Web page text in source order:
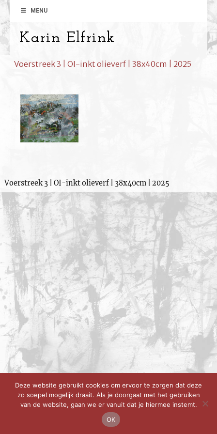
MENU
Karin Elfrink
Voerstreek 3 | OI-inkt olieverf | 38x40cm | 2025
Voerstreek 3 | OI-inkt olieverf | 38x40cm | 2025
Deze website gebruikt cookies om ervoor te zorgen dat deze
zo soepel mogelijk draait. Als je doorgaat met het gebruiken
van de website, gaan we er vanuit dat je hiermee instemt.
OK